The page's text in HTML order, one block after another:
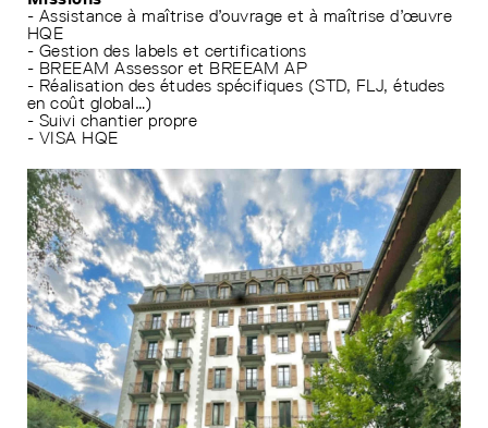
- Assistance à maîtrise d’ouvrage et à maîtrise d’œuvre
HQE
- Gestion des labels et certifications
- BREEAM Assessor et BREEAM AP
- Réalisation des études spécifiques (STD, FLJ, études
en coût global…)
- Suivi chantier propre
- VISA HQE